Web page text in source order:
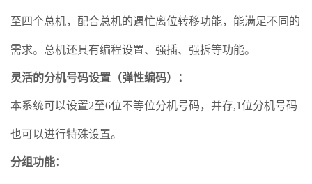
至四个总机，配合总机的遇忙离位转移功能，能满足不同的
需求。总机还具有编程设置、强插、强拆等功能。
灵活的分机号码设置（弹性编码） ：
本系统可以设置2至6位不等位分机号码 ， 并存,1位分机号码
也可以进行特殊设置。
分组功能：